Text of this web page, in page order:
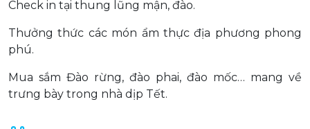
Check in tại thung lũng mận, đào.
Thưởng thức các món ẩm thực địa phương phong
phú.
Mua sắm Đào rừng, đào phai, đào mốc… mang về
trưng bày trong nhà dịp Tết.